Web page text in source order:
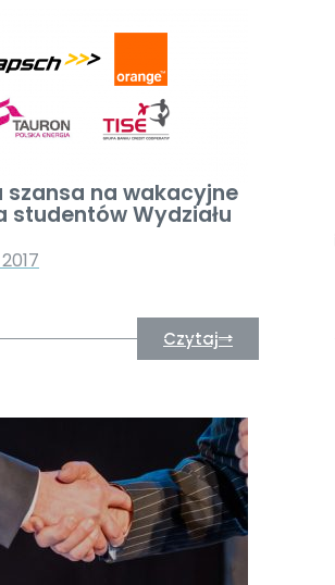
szansa na wakacyjne
studentów Wydziału
Czytaj